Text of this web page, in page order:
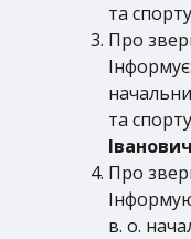
та спорту
Про
Інформує:
та спорту
Іванович
Про
в. о.